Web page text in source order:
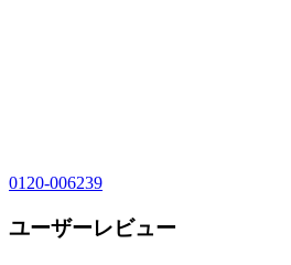
0120-006239
ユーザーレビュー